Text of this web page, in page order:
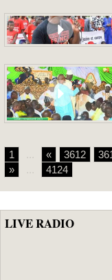
1 « 3612
»
4124
LIVE RADIO